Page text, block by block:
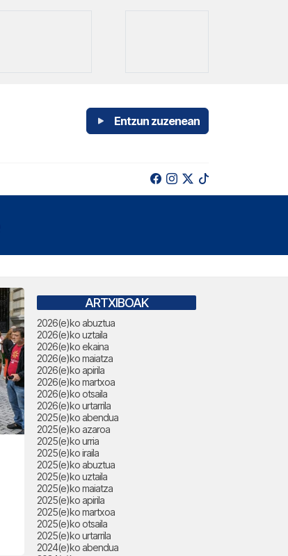
Entzun zuzenean
ARTXIBOAK
2026(e)ko abuztua
2026(e)ko uztaila
2026(e)ko ekaina
2026(e)ko maiatza
2026(e)ko apirila
2026(e)ko martxoa
2026(e)ko otsaila
2026(e)ko urtarrila
2025(e)ko abendua
2025(e)ko azaroa
2025(e)ko urria
2025(e)ko iraila
2025(e)ko abuztua
2025(e)ko uztaila
2025(e)ko maiatza
2025(e)ko apirila
2025(e)ko martxoa
2025(e)ko otsaila
2025(e)ko urtarrila
2024(e)ko abendua